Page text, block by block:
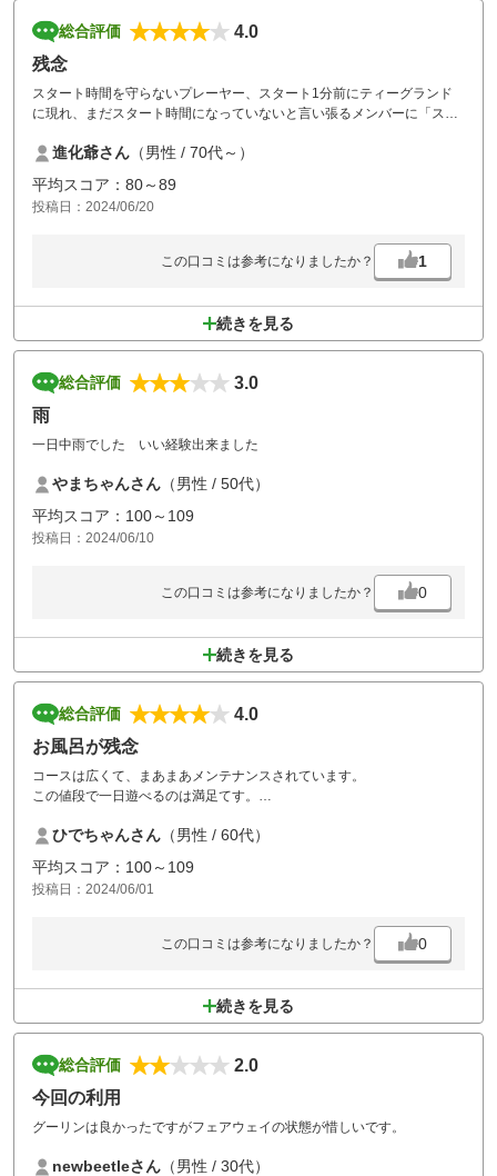
総合評価
4.0
残念
スタート時間を守らないプレーヤー、スタート1分前にティーグランド
に現れ、まだスタート時間になっていないと言い張るメンバーに「スタ
言。
ハーフターンのタイムカードを手渡す時に「10分前にティーグランド
へ」と指導しては。
進化爺さん （男性 / 70代～）
平均スコア：80～89
投稿日：2024/06/20
この口コミは参考になりましたか？ 1
続きを見る
総合評価
3.0
雨
一日中雨でした いい経験出来ました
やまちゃんさん （男性 / 50代）
平均スコア：100～109
投稿日：2024/06/10
この口コミは参考になりましたか？ 0
続きを見る
総合評価
4.0
お風呂が残念
コースは広くて、まあまあメンテナンスされています。
この値段で一日遊べるのは満足てす。
ったのは残念でした。シャワーだけでは、だめです。
ひでちゃんさん （男性 / 60代）
平均スコア：100～109
投稿日：2024/06/01
この口コミは参考になりましたか？ 0
続きを見る
総合評価
2.0
今回の利用
グーリンは良かったですがフェアウェイの状態が惜しいです。
newbeetleさん （男性 / 30代）